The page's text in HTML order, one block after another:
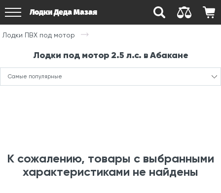
Лодки Деда Мазая
Лодки ПВХ под мотор
Лодки под мотор 2.5 л.с. в Абакане
Самые популярные
К сожалению, товары с выбранными
характеристиками не найдены